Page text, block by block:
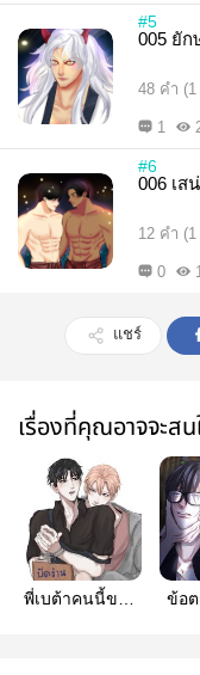
#5
48 คำ
1
#6
006
12 คำ
0
แชร์
เรื่องที่คุณอาจจะสน
พี่เบต้าคนนี้ของ
ข้อต